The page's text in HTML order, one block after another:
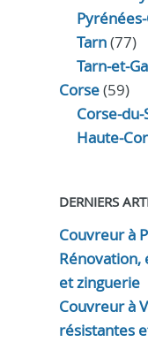
Tarn(77)
Tarn-et-
Corse(59)
Corse-du-
Haute-
DERNIERS
Couvreur à
Rénovation,
et zinguerie
Couvreur à
résistantes